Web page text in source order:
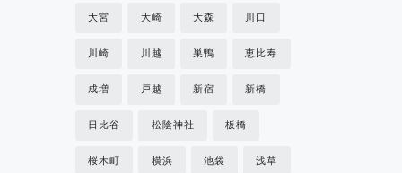
大宮 大崎 大森 川口
川崎 川越 巣鴨 恵比寿
成増 戸越 新宿 新橋
日比谷 松陰神社 板橋
桜木町 横浜 池袋 浅草